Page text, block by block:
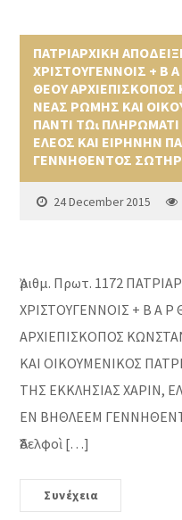
ΠΑΤΡΙΑΡΧΙΚΗ
ΧΡΙΣΤΟΥΓΕΝΝΟΙΣ + Β
ΘΕΟΥ
ΝΕΑΣ ΡΩΜΗΣ ΚΑΙ
ΠΑΝΤΙ Τῼ ΠΛΗΡΩΜΑΤΙ
ΕΛΕΟΣ ΚΑΙ ΕΙΡΗΝΗΝ
ΓΕΝΝΗΘΕΝΤΟΣ
24 December 2015
Ἀριθμ. Πρωτ. 1172
ΧΡΙΣΤΟΥΓΕΝΝΟΙΣ + Β Α
ΑΡΧΙΕΠΙΣΚΟΠΟΣ
ΚΑΙ ΟΙΚΟΥΜΕΝΙΚΟΣ
ΤΗΣ ΕΚΚΛΗΣΙΑΣ ΧΑΡΙΝ,
ΕΝ ΒΗΘΛΕΕΜ
Ἀδελφοὶ […]
Συνέχεια